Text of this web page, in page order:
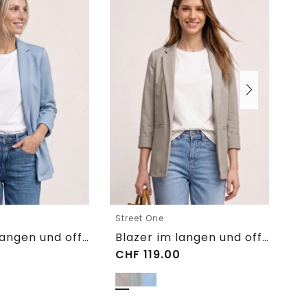
Blazer im langen und offenen Schnitt
Street One
Blazer im langen und offenen Schnitt
CHF 119.00